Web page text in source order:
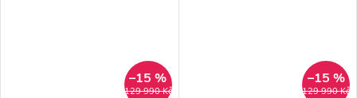
129 990 Kč
–15 %
129 990 Kč
–15 %